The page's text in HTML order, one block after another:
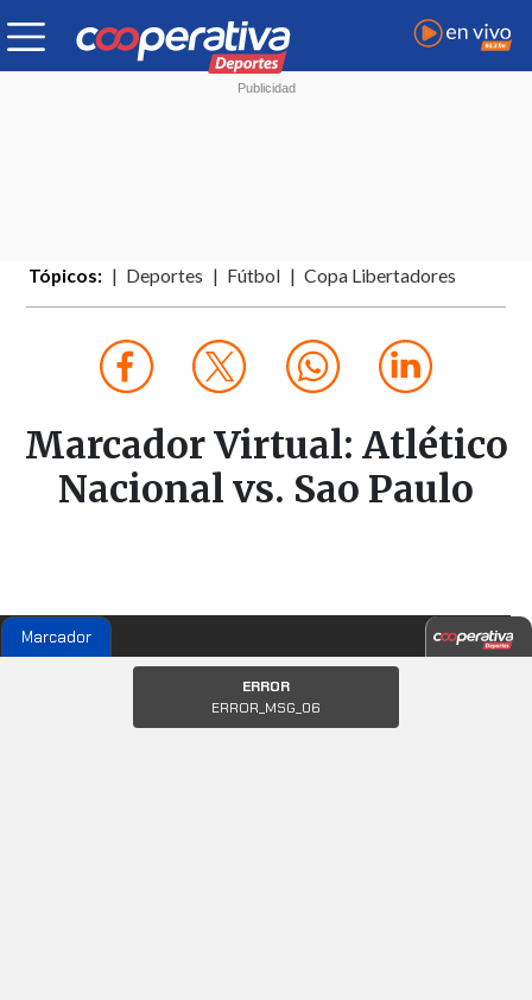
Tópicos: Deportes Fútbol Copa Libertadores
Marcador Virtual: Atlético
Nacional vs. Sao Paulo
Marcador